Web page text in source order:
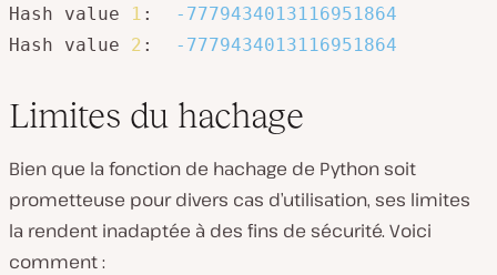
Hash value
1 :
-7779434013116951864
Hash value 2 : -7779434013116951864
Limites du hachage
Bien que la fonction de hachage de Python soit
prometteuse pour divers cas d’utilisation, ses limites
la rendent inadaptée à des fins de sécurité. Voici
comment :